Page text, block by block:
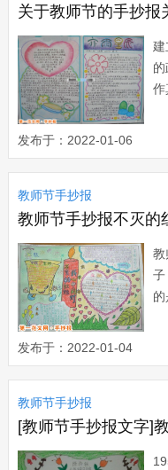
生
建
作
的
作
发布于：2022-01-06
教师节手抄报
教
子
眼
发布于：2022-01-04
教师节手抄报